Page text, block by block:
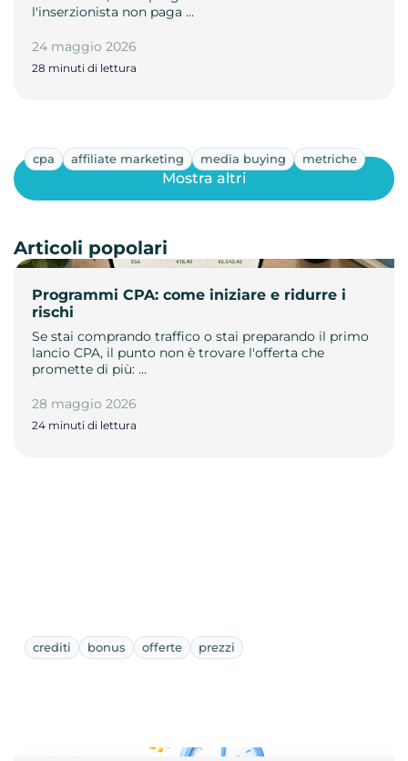
l'inserzionista non paga …
24 maggio 2026
28 minuti di lettura
cpa affiliate marketing media buying metriche
Programmi CPA: come iniziare e ridurre i
rischi
Se stai comprando traffico o stai preparando il primo
lancio CPA, il punto non è trovare l'offerta che
promette di più: …
28 maggio 2026
24 minuti di lettura
Mostra altri
Articoli popolari
crediti bonus offerte prezzi